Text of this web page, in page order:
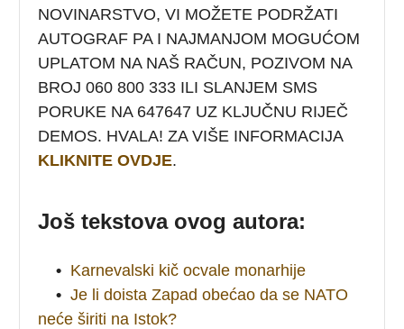
NOVINARSTVO, VI MOŽETE PODRŽATI
AUTOGRAF PA I NAJMANJOM MOGUĆOM
UPLATOM NA NAŠ RAČUN, POZIVOM NA
BROJ 060 800 333 ILI SLANJEM SMS
PORUKE NA 647647 UZ KLJUČNU RIJEČ
DEMOS. HVALA! ZA VIŠE INFORMACIJA
KLIKNITE OVDJE.
Još tekstova ovog autora:
• Karnevalski kič ocvale monarhije
• Je li doista Zapad obećao da se NATO
neće širiti na Istok?